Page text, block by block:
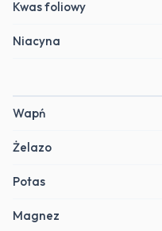
Kwas foliowy
Niacyna
Wapń
Żelazo
Potas
Magnez